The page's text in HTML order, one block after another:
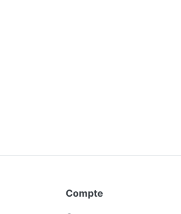
Compte